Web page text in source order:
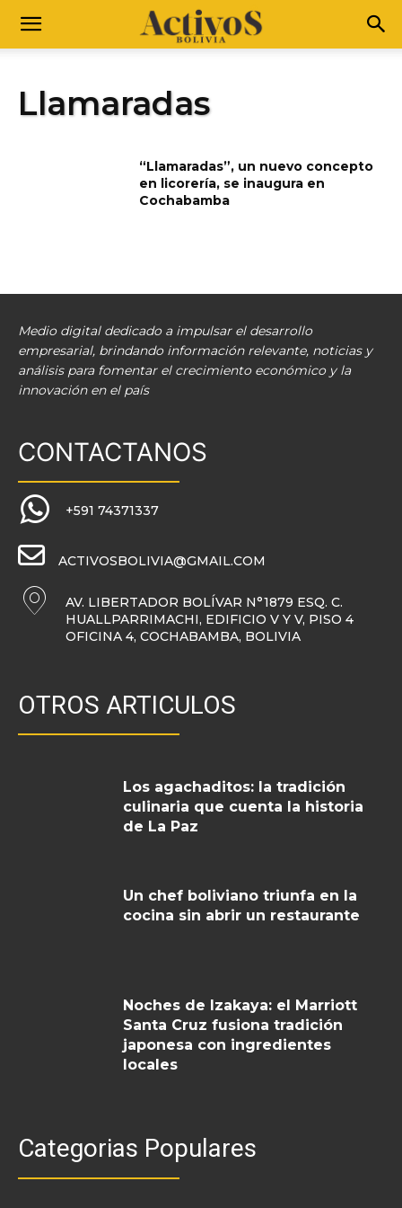
Llamaradas
“Llamaradas”, un nuevo concepto
en licorería, se inaugura en
Cochabamba
Medio digital dedicado a impulsar el desarrollo
empresarial, brindando información relevante, noticias y
análisis para fomentar el crecimiento económico y la
innovación en el país
CONTACTANOS
+591 74371337
ACTIVOSBOLIVIA@GMAIL.COM
AV. LIBERTADOR BOLÍVAR N°1879 ESQ. C.
HUALLPARRIMACHI, EDIFICIO V Y V, PISO 4
OFICINA 4, COCHABAMBA, BOLIVIA
OTROS ARTICULOS
Los agachaditos: la tradición
culinaria que cuenta la historia
de La Paz
Un chef boliviano triunfa en la
cocina sin abrir un restaurante
Noches de Izakaya: el Marriott
Santa Cruz fusiona tradición
japonesa con ingredientes
locales
Categorias Populares